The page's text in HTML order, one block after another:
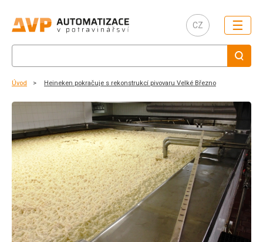
CZ ☰
Úvod Heineken pokračuje s rekonstrukcí pivovaru Velké Březno